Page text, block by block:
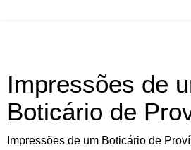
Impressões de
Boticário de
Impressões de um Boticário de